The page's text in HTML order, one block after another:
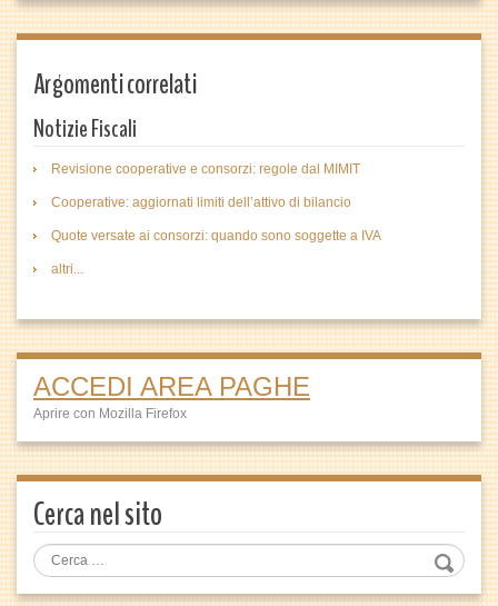
Argomenti correlati
Notizie Fiscali
Revisione cooperative e consorzi: regole dal MIMIT
Cooperative: aggiornati limiti dell’attivo di bilancio
Quote versate ai consorzi: quando sono soggette a IVA
altri...
ACCEDI AREA PAGHE
Aprire con Mozilla Firefox
Cerca nel sito